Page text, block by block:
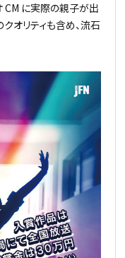
CM に実際の親子が出
オリティも含め、流石